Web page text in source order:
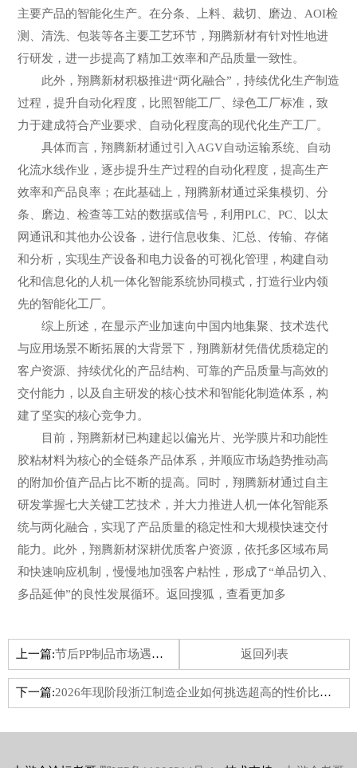
主要产品的智能化生产。在分条、上料、裁切、磨边、AOI检
测、清洗、包装等各主要工艺环节，翔腾新材有针对性地进
行研发，进一步提高了精加工效率和产品质量一致性。
此外，翔腾新材积极推进“两化融合”，持续优化生产制造
过程，提升自动化程度，比照智能工厂、绿色工厂标准，致
力于建成符合产业要求、自动化程度高的现代化生产工厂。
具体而言，翔腾新材通过引入AGV自动运输系统、自动
化流水线作业，逐步提升生产过程的自动化程度，提高生产
效率和产品良率；在此基础上，翔腾新材通过采集模切、分
条、磨边、检查等工站的数据或信号，利用PLC、PC、以太
网通讯和其他办公设备，进行信息收集、汇总、传输、存储
和分析，实现生产设备和电力设备的可视化管理，构建自动
化和信息化的人机一体化智能系统协同模式，打造行业内领
先的智能化工厂。
综上所述，在显示产业加速向中国内地集聚、技术迭代
与应用场景不断拓展的大背景下，翔腾新材凭借优质稳定的
客户资源、持续优化的产品结构、可靠的产品质量与高效的
交付能力，以及自主研发的核心技术和智能化制造体系，构
建了坚实的核心竞争力。
目前，翔腾新材已构建起以偏光片、光学膜片和功能性
胶粘材料为核心的全链条产品体系，并顺应市场趋势推动高
的附加价值产品占比不断的提高。同时，翔腾新材通过自主
研发掌握七大关键工艺技术，并大力推进人机一体化智能系
统与两化融合，实现了产品质量的稳定性和大规模快速交付
能力。此外，翔腾新材深耕优质客户资源，依托多区域布局
和快速响应机制，慢慢地加强客户粘性，形成了“单品切入、
多品延伸”的良性发展循环。返回搜狐，查看更加多
上一篇:节后PP制品市场遇冷 回暖节点待需求破局 返回列表
下一篇:2026年现阶段浙江制造企业如何挑选超高的性价比的全自动贴袋机服务商？